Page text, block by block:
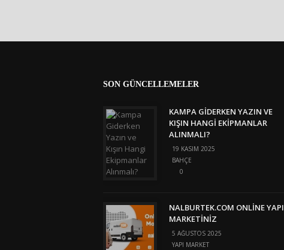
SON GÜNCELLEMELER
KAMPA GIDERKEN YAZIN VE
KIŞIN HANGI EKIPMANLAR
ALINMALI?
19 KASIM 2025
BAHÇE
0
NALBURTEK.COM ONLINE YAPI
MARKETINIZ
5 AĞUSTOS 2025
YAPI MARKET